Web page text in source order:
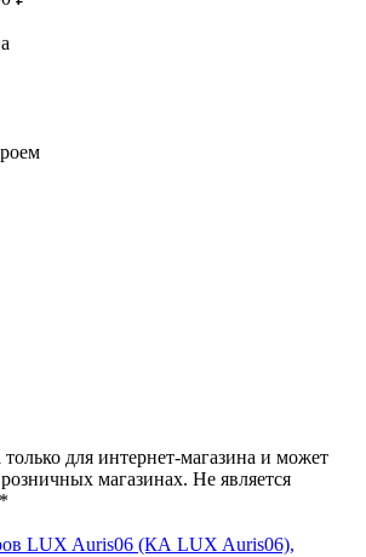
для интернет-магазина и может
магазинах. Не является